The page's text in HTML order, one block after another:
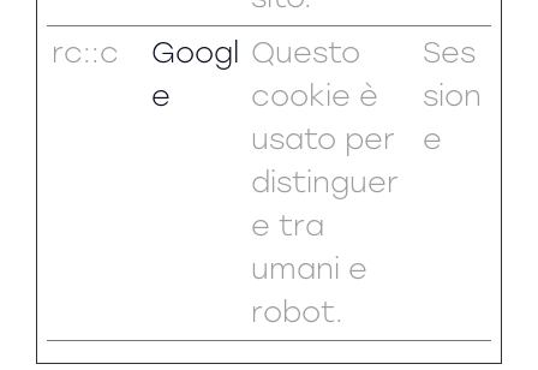
rc::c
Googl
e
Questo
cookie è
usato per
distinguer
e tra
umani e
robot.
Ses
sion
e